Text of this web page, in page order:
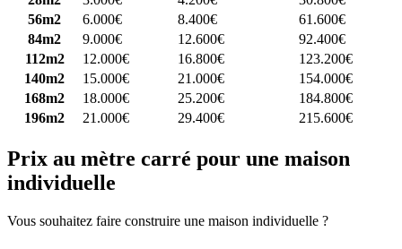
56m2
6.000€ 8.400€
61.600€
84m2
9.000€ 12.600€
92.400€
112m2
12.000€ 16.800€
123.200€
140m2
15.000€ 21.000€
154.000€
168m2
18.000€ 25.200€
184.800€
196m2
21.000€ 29.400€ 215.600€
Prix au mètre carré pour une maison
individuelle
Vous souhaitez faire construire une maison individuelle ?